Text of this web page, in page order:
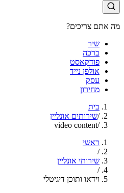
מה אתם צריכים?
שיר
ברכה
פודקאסט
אולפן נייד
עסק
מחירון
בית
/שירותים אונליין
/
video content
ראשי
/
שירותי אונליין
/
וידאו ותוכן דיגיטלי